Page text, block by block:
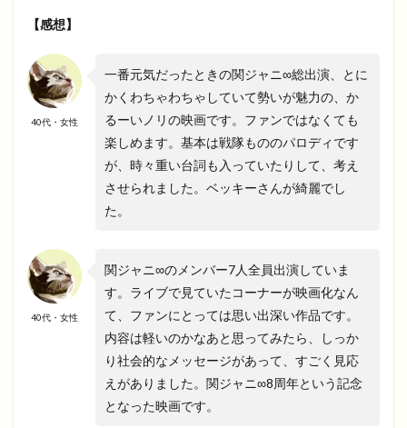
【感想】
40代・女性
一番元気だったときの関ジャニ∞総出演、とに
かくわちゃわちゃしていて勢いが魅力の、か
るーいノリの映画です。ファンではなくても
楽しめます。基本は戦隊もののパロディです
が、時々重い台詞も入っていたりして、考え
させられました。ベッキーさんが綺麗でし
た。
40代・女性
関ジャニ∞のメンバー7人全員出演していま
す。ライブで見ていたコーナーが映画化なん
て、ファンにとっては思い出深い作品です。
内容は軽いのかなあと思ってみたら、しっか
り社会的なメッセージがあって、すごく見応
えがありました。関ジャニ∞8周年という記念
となった映画です。